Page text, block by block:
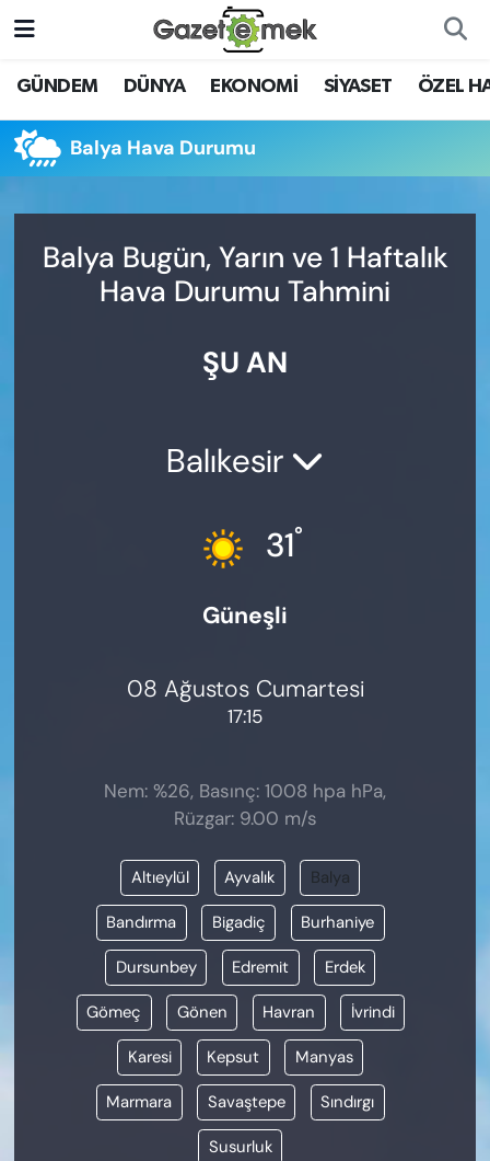
GÜNDEM DÜNYA EKONOMİ SİYASET ÖZEL
Balya Hava Durumu
Balya Bugün, Yarın ve 1 Haftalık
Hava Durumu Tahmini
ŞU AN
Balıkesir
31°
Güneşli
08 Ağustos Cumartesi
17:15
Nem: %26, Basınç: 1008 hpa hPa,
Rüzgar: 9.00 m/s
Altıeylül Ayvalık Balya
Bandırma Bigadiç Burhaniye
Dursunbey Edremit Erdek
Gömeç Gönen Havran İvrindi
Karesi Kepsut Manyas
Marmara Savaştepe Sındırgı
Susurluk
DÜNYA
EKONOMİ
YENİ MEDYADA EMEK
GAZETECİLİĞİNİ GELİŞTİRMEK
ÖZEL HABER
SİYASET
VAN VE DİYARBAKIR HABERLERİ
Nöbetçi Eczaneler
Hava Durumu
Trafik Durumu
Süper Lig Puan Durumu ve Fikstür
Haber Arşivi